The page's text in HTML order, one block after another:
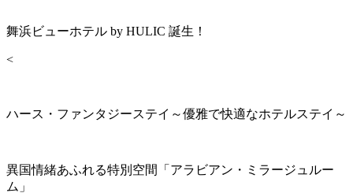
舞浜ビューホテル by HULIC 誕生！
<
ハース・ファンタジーステイ～優雅で快適なホテルステイ～
異国情緒あふれる特別空間「アラビアン・ミラージュルー
ム」